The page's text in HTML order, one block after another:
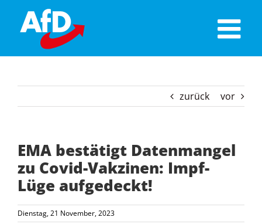
content
zurück vor
EMA bestätigt Datenmangel
zu Covid-Vakzinen: Impf-
Lüge aufgedeckt!
Dienstag, 21 November, 2023